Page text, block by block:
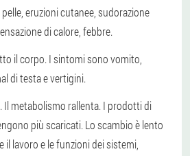
eruzioni cutanee, sudorazione
di calore, febbre.
il corpo. I sintomi sono vomito,
di testa e vertigini.
Il metabolismo rallenta. I prodotti di
più scaricati. Lo scambio è lento
il lavoro e le funzioni dei sistemi,